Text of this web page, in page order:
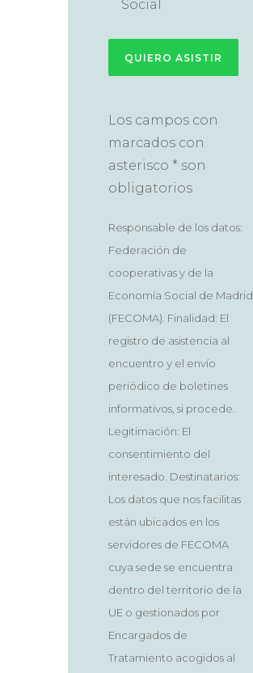
Social
Los campos con
marcados con
asterisco * son
obligatorios
Responsable de los datos:
Federación de
cooperativas y de la
Economía Social de Madrid
(FECOMA). Finalidad: El
registro de asistencia al
encuentro y el envío
periódico de boletines
informativos, si procede.
Legitimación: El
consentimiento del
interesado. Destinatarios:
Los datos que nos facilitas
están ubicados en los
servidores de FECOMA
cuya sede se encuentra
dentro del territorio de la
UE o gestionados por
Encargados de
Tratamiento acogidos al